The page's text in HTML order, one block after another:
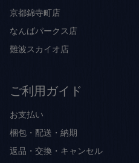
京都錦寺町店
なんばパークス店
難波スカイオ店
ご利用ガイド
お支払い
梱包・配送・納期
返品・交換・キャンセル